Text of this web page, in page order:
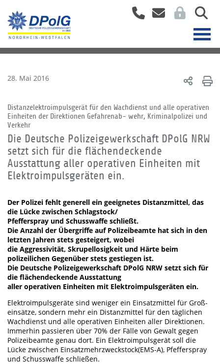
28. Mai 2016
Distanzelektroimpulsgerät für den Wachdienst und alle operativen
Einheiten der Direktionen Gefahrenab- wehr, Kriminalpolizei und
Verkehr
Die Deutsche Polizeigewerkschaft DPolG NRW
setzt sich für die flächendeckende
Ausstattung aller operativen Einheiten mit
Elektroimpulsgeräten ein.
Der Polizei fehlt generell ein geeignetes Distanzmittel, das
die Lücke zwischen Schlagstock/
Pfefferspray und Schusswaffe schließt.
Die Anzahl der Übergriffe auf Polizeibeamte hat sich in den
letzten Jahren stets gesteigert, wobei
die Aggressivität, Skrupellosigkeit und Härte beim
polizeilichen Gegenüber stets gestiegen ist.
Die Deutsche Polizeigewerkschaft DPolG NRW setzt sich für
die flächendeckende Ausstattung
aller operativen Einheiten mit Elektroimpulsgeräten ein.
Elektroimpulsgeräte sind weniger ein Einsatzmittel für Groß-
einsätze, sondern mehr ein Distanzmittel für den täglichen
Wachdienst und alle operativen Einheiten aller Direktionen.
Immerhin passieren über 70% der Fälle von Gewalt gegen
Polizeibeamte genau dort. Ein Elektroimpulsgerät soll die
Lücke zwischen Einsatzmehrzweckstock(EMS-A), Pfefferspray
und Schusswaffe schließen.